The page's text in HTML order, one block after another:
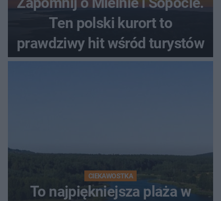
Ten polski kurort to
prawdziwy hit wśród turystów
CIEKAWOSTKA
To najpiękniejsza plaża w